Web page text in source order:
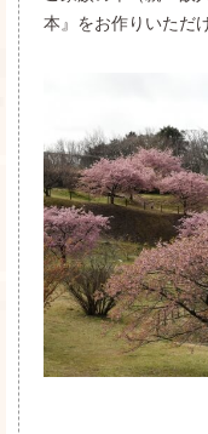
本』をお作りいただ